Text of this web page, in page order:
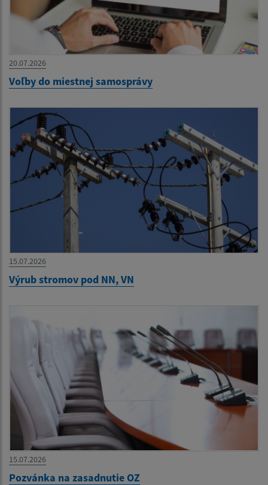
20.07.2026
Voľby do miestnej samosprávy
15.07.2026
Výrub stromov pod NN, VN
15.07.2026
Pozvánka na zasadnutie OZ